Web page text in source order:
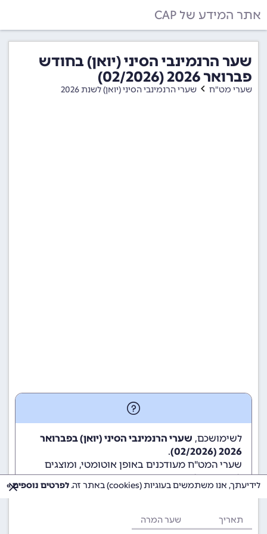
אתר המידע של CAP
שער הרנמינבי הסיני (יואן) בחודש
פברואר 2026 (02/2026)
שערי מט"ח שערי הרנמינבי הסיני (יואן) לשנת 2026
לשימושכם, שערי הרנמינבי הסיני (יואן) בפברואר
2026 (02/2026)
.
שערי המט"ח מעודכנים באופן אוטומטי, ומוצגים
לשימוש גולשי ומשתמשי האתר.
תאריך שער המרה
לידיעתך, אנו משתמשים בעוגיות (cookies) באתר זה. לפרטים נוספים »